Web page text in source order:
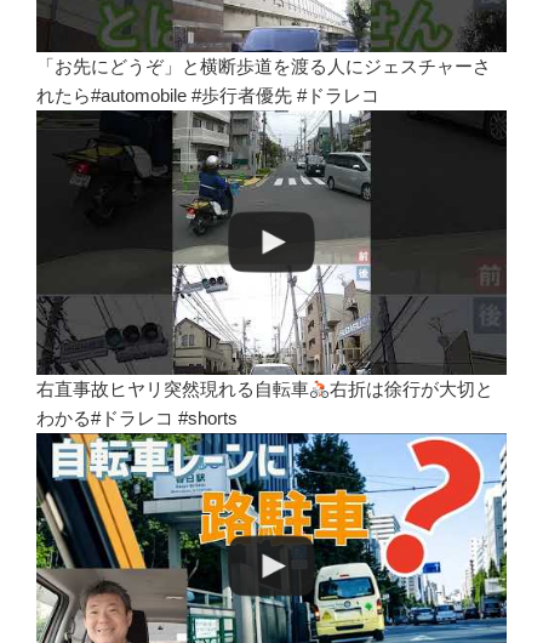
「お先にどうぞ」と横断歩道を渡る人にジェスチャーさ
れたら#automobile #歩行者優先 #ドラレコ
右直事故ヒヤリ突然現れる自転車
右折は徐行が大切と
わかる#ドラレコ #shorts